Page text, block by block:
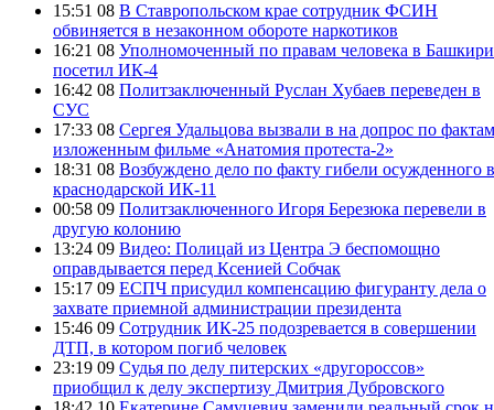
15:51 08 В Ставропольском крае сотрудник ФСИН
обвиняется в незаконном обороте наркотиков
16:21 08 Уполномоченный по правам человека в
посетил ИК-4
16:42 08 Политзаключенный Руслан Хубаев переведен в
СУС
17:33 08 Сергея Удальцова вызвали в на допрос по
изложенным фильме «Анатомия протеста-2»
18:31 08 Возбуждено дело по факту гибели осужденного в
краснодарской ИК-11
00:58 09 Политзаключенного Игоря Березюка перевели в
другую колонию
13:24 09 Видео: Полицай из Центра Э беспомощно
оправдывается перед Ксенией Собчак
15:17 09 ЕСПЧ присудил компенсацию фигуранту дела о
захвате приемной администрации президента
15:46 09 Сотрудник ИК-25 подозревается в совершении
ДТП, в котором погиб человек
23:19 09 Судья по делу питерских «другороссов»
приобщил к делу экспертизу Дмитрия Дубровского